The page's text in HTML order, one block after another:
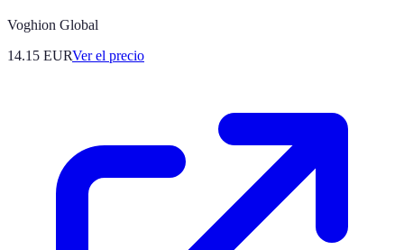
Voghion Global
14.15 EURVer el precio